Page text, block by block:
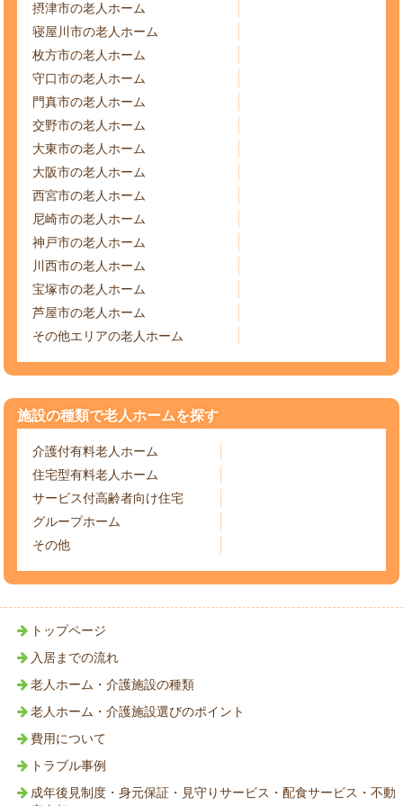
摂津市の老人ホーム
寝屋川市の老人ホーム
枚方市の老人ホーム
守口市の老人ホーム
門真市の老人ホーム
交野市の老人ホーム
大東市の老人ホーム
大阪市の老人ホーム
西宮市の老人ホーム
尼崎市の老人ホーム
神戸市の老人ホーム
川西市の老人ホーム
宝塚市の老人ホーム
芦屋市の老人ホーム
その他エリアの老人ホーム
施設の種類で老人ホームを探す
介護付有料老人ホーム
住宅型有料老人ホーム
サービス付高齢者向け住宅
グループホーム
その他
トップページ
入居までの流れ
老人ホーム・介護施設の種類
老人ホーム・介護施設選びのポイント
費用について
トラブル事例
成年後見制度・身元保証・見守りサービス・配食サービス・不動